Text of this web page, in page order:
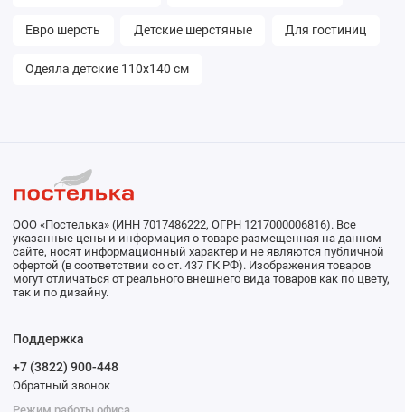
Евро шерсть Детские шерстяные Для гостиниц
Одеяла детские 110х140 см
ООО «Постелька» (ИНН 7017486222, ОГРН 1217000006816). Все
указанные цены и информация о товаре размещенная на данном
сайте, носят информационный характер и не являются публичной
офертой (в соответствии со ст. 437 ГК РФ). Изображения товаров
могут отличаться от реального внешнего вида товаров как по цвету,
так и по дизайну.
Поддержка
+7 (3822) 900-448
Обратный звонок